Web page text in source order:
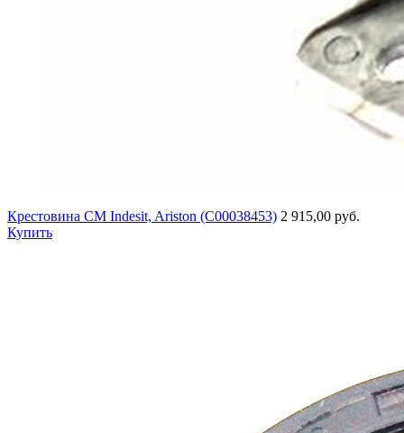
Крестовина СМ Indesit, Ariston (C00038453) 2 915,00 руб.
Купить